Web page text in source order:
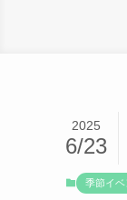
2025
6/23
季節イベ